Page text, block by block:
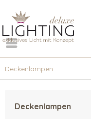
Deckenlampen
Deckenlampen